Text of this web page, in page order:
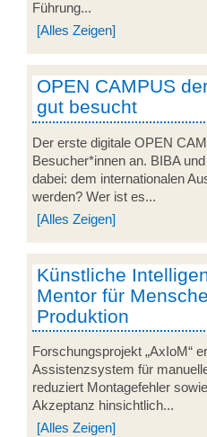
Führung...
[Alles Zeigen]
OPEN CAMPUS
gut besucht
Der erste digitale OPEN
Besucher*innen an. BIBA
dabei: dem internationalen
werden? Wer ist es...
[Alles Zeigen]
Künstliche
Mentor für
Produktion
Forschungsprojekt „AxIoM“
Assistenzsystem für
reduziert Montagefehler
Akzeptanz hinsichtlich...
[Alles Zeigen]